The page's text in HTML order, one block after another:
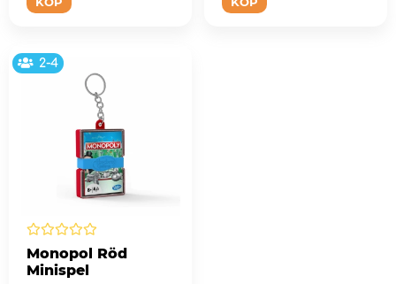
2-4
Monopol Röd
Minispel